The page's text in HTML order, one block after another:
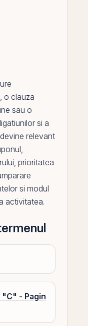
o clauza
sau o
si a
devine relevant
,
prioritatea
si modul
activitatea.
- Pagin